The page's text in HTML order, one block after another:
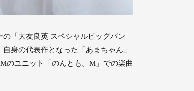
「大友良英 スペシャルビッグバン
身の代表作となった「あまちゃん」
のユニット「のんとも。M」での楽曲